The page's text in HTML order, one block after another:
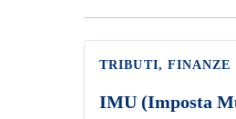
TRIBUTI, FINANZE
IMU (Imposta